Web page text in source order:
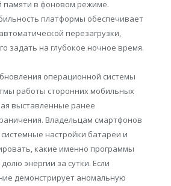
памяти в фоновом режиме.
платформы обеспечивает
перезагрузки,
задать на глубокое ночное время.
операционной системы
работы сторонних мобильных
выставленные ранее
Владельцам смартфонов
настройки батареи и
какие именно программы
энергии за сутки. Если
демонстрирует аномальную